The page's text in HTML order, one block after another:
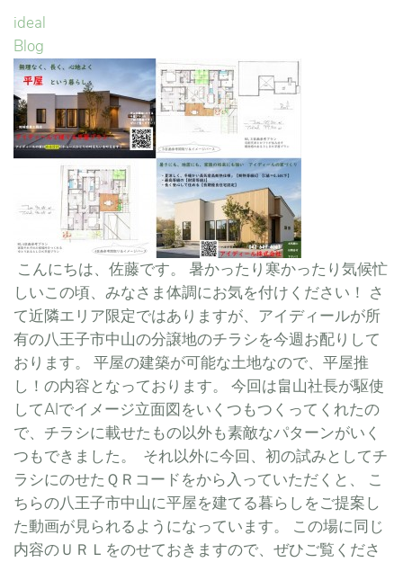
ideal
Blog
こんにちは、佐藤です。 暑かったり寒かったり気候忙
しいこの頃、みなさま体調にお気を付けください！ さ
て近隣エリア限定ではありますが、アイディールが所
有の八王子市中山の分譲地のチラシを今週お配りして
おります。 平屋の建築が可能な土地なので、平屋推
し！の内容となっております。 今回は畠山社長が駆使
してAIでイメージ立面図をいくつもつくってくれたの
で、チラシに載せたもの以外も素敵なパターンがいく
つもできました。 それ以外に今回、初の試みとしてチ
ラシにのせたＱＲコードをから入っていただくと、 こ
ちらの八王子市中山に平屋を建てる暮らしをご提案し
た動画が見られるようになっています。 この場に同じ
内容のＵＲＬをのせておきますので、ぜひご覧くださ